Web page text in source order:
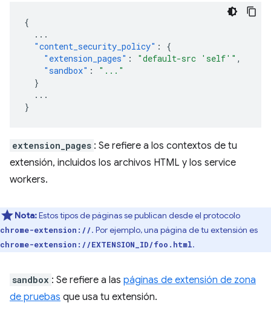
{
...
"content_security_policy" :
{
"extension_pages" : "default-src 'self'" ,
"sandbox" :
"..."
}
...
}
extension_pages : Se refiere a los contextos de tu
extensión, incluidos los archivos HTML y los service
workers.
Nota:Estos tipos de páginas se publican desde el protocolo
chrome-extension://. Por ejemplo, una página de tu extensión es
chrome-extension://EXTENSION_ID/foo.html.
sandbox : Se refiere a las páginas de extensión de zona
de pruebas que usa tu extensión.